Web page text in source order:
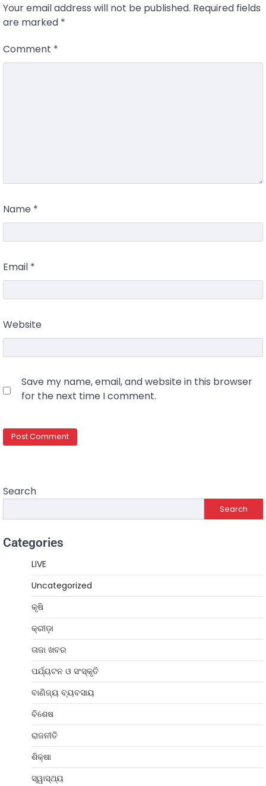
Your email address will not be published. Required fields
are marked *
Comment *
Name *
Email *
Website
Save my name, email, and website in this browser
for the next time I comment.
Search
Search
Categories
LIVE
Uncategorized
କୃଷି
କ୍ରୀଡ଼ା
ତାଜା ଖବର
ପର୍ଯ୍ୟଟନ ଓ ସଂସ୍କୃତି
ବାଣିଜ୍ୟ ବ୍ୟବସାୟ
ବିଶେଷ
ରାଜନୀତି
ଶିକ୍ଷା
ସ୍ୱାସ୍ଥ୍ୟ